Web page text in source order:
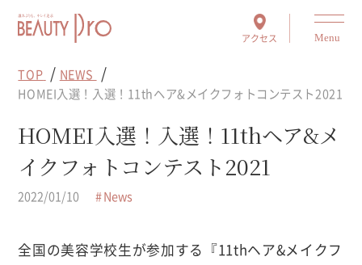
アクセス Menu
TOP
NEWS
HOMEI入選！入選！11thヘア&メイクフォトコンテスト2021
HOMEI入選！入選！11thヘア&メ
イクフォトコンテスト2021
2022/01/10 News
全国の美容学校生が参加する『11thヘア&メイクフ